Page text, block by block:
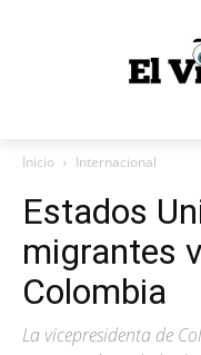
Inicio Internacional
Estados
migrantes
Colombia
La vicepresidenta de